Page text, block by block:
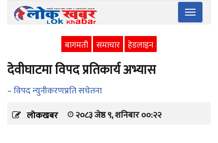
Toggle
बागमती समाचार हेडलाइन
देवीघाटमा विपद प्रतिकार्य अभ्यास
– विपद न्युनीकरणप्रति सचेतना
लोकखबर
२०८३ जेष्ठ ९, शनिबार ००:२२